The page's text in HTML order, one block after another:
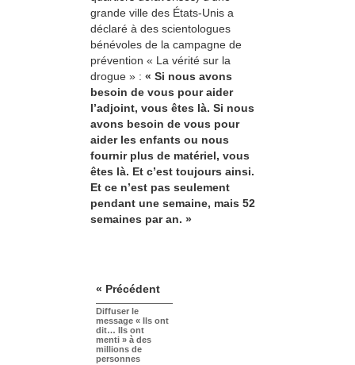
grande ville des États-Unis a
déclaré à des scientologues
bénévoles de la campagne de
prévention « La vérité sur la
drogue » : « Si nous avons
besoin de vous pour aider
l’adjoint, vous êtes là. Si nous
avons besoin de vous pour
aider les enfants ou nous
fournir plus de matériel, vous
êtes là. Et c’est toujours ainsi.
Et ce n’est pas seulement
pendant une semaine, mais 52
semaines par an. »
« Précédent
Diffuser le
message « Ils ont
dit… Ils ont
menti » à des
millions de
personnes